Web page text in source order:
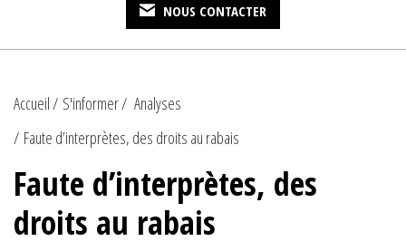
NOUS CONTACTER
Accueil S'informer
Analyses
Faute d’interprètes, des droits au rabais
Faute d’interprètes, des
droits au rabais